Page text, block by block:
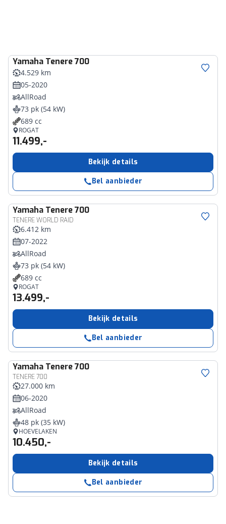
Yamaha Tenere 700
4.529 km
05-2020
AllRoad
73 pk (54 kW)
689 cc
ROGAT
11.499,-
Bekijk details
Bel aanbieder
Yamaha Tenere 700
TENERE WORLD RAID
6.412 km
07-2022
AllRoad
73 pk (54 kW)
689 cc
ROGAT
13.499,-
Bekijk details
Bel aanbieder
Yamaha Tenere 700
TENERE 700
27.000 km
06-2020
AllRoad
48 pk (35 kW)
HOEVELAKEN
10.450,-
Bekijk details
Bel aanbieder